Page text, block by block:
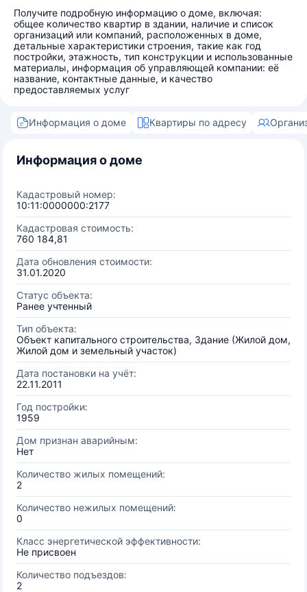
Получите подробную информацию о доме, включая:
общее количество квартир в здании, наличие и список
организаций или компаний, расположенных в доме,
детальные характеристики строения, такие как год
постройки, этажность, тип конструкции и использованные
материалы, информация об управляющей компании: её
название, контактные данные, и качество
предоставляемых услуг
Информация о доме Квартиры по адресу
Информация о доме
Кадастровый номер:
10:11:0000000:2177
Кадастровая стоимость:
760 184,81
Дата обновления стоимости:
31.01.2020
Статус объекта:
Ранее учтенный
Тип объекта:
Объект капитального строительства, Здание (Жилой дом,
Жилой дом и земельный участок)
Дата постановки на учёт:
22.11.2011
Год постройки:
1959
Дом признан аварийным:
Нет
Количество жилых помещений:
2
Количество нежилых помещений:
0
Класс энергетической эффективности:
Не присвоен
Количество подъездов:
2